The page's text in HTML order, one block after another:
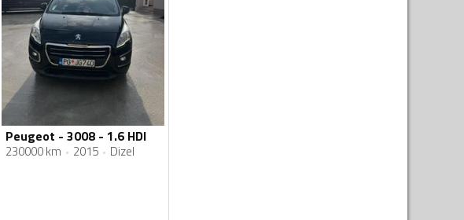
Peugeot - 3008 - 1.6 HDI
230000 km 2015 Dizel